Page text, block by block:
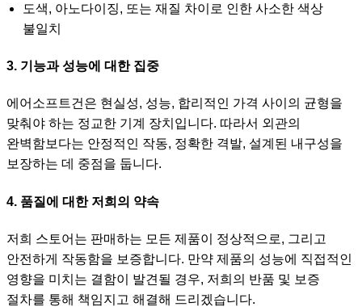
도색, 아노다이징, 또는 재질 차이로 인한 사소한 색상
불일치
3. 기능과 성능에 대한 집중
에어소프트건은 현실성, 성능, 합리적인 가격 사이의 균형을
맞춰야 하는 정교한 기계 장치입니다. 따라서 외관의
완벽함보다는 안정적인 작동, 정확한 격발, 설계된 내구성을
보장하는 데 중점을 둡니다.
4. 품질에 대한 저희의 약속
저희 스토어는 판매하는 모든 제품이 정상적으로, 그리고
안전하게 작동함을 보증합니다. 만약 제품의 성능에 직접적인
영향을 미치는 결함이 발견될 경우, 저희의 반품 및 보증
절차를 통해 책임지고 해결해 드리겠습니다.